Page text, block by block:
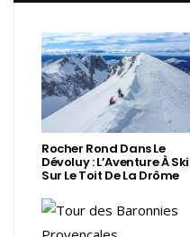
Rocher Rond Dans Le
Dévoluy : L’Aventure À Ski
Sur Le Toit De La Drôme